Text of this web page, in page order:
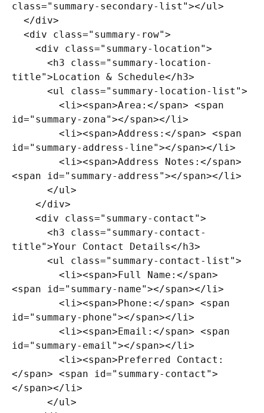
class="summary-secondary-list"></ul>
title">Location & Schedule</h3>
id="summary-zona"></span></li>
id="summary-address-line"></span></li>
<span id="summary-address"></span></li>
title">Your Contact Details</h3>
<span id="summary-name"></span></li>
id="summary-phone"></span></li>
id="summary-email"></span></li>
</span> <span id="summary-contact">
</span></li>